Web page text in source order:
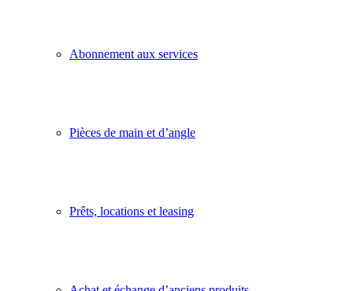
Abonnement aux services
Pièces de main et d’angle
Prêts, locations et leasing